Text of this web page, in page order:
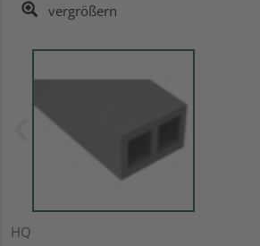
vergrößern
HQ